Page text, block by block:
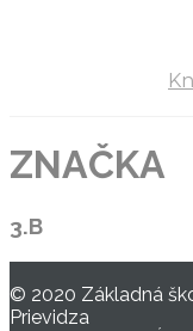
ZNAČKA
3.B
© 2020 Základná
Prievidza